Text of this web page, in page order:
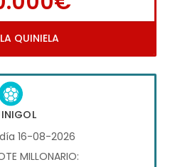
QUINIELA
16-08-2026
MILLONARIO: